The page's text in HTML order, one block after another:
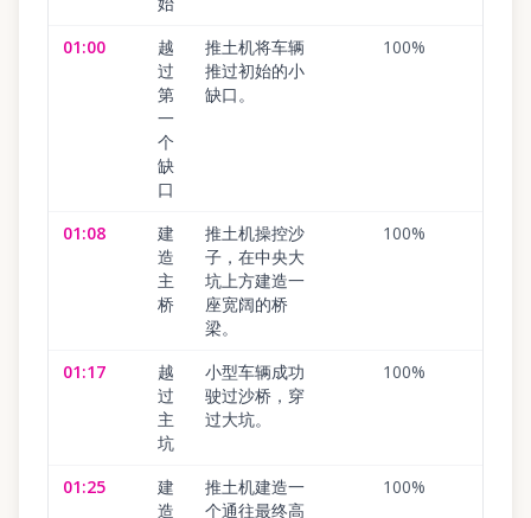
01:00
越
过
第
一
个
缺
口
推土机将车辆
推过初始的小
缺口。
100%
01:08
建
造
主
桥
推土机操控沙
子，在中央大
坑上方建造一
座宽阔的桥
梁。
100%
01:17
越
过
主
坑
小型车辆成功
驶过沙桥，穿
过大坑。
100%
01:25
建
造
推土机建造一
个通往最终高
100%